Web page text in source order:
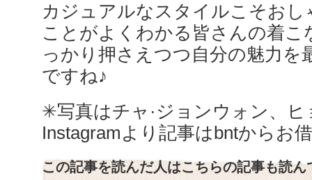
カジュアルなスタイルこそお
ことがよくわかる皆さんの着
っかり押さえつつ自分の魅力を
ですね♪
✳︎写真はチャ·ジョンウォン、
Instagramより記事はbntからお
この記事を読んだ人はこちらの記事も読ん